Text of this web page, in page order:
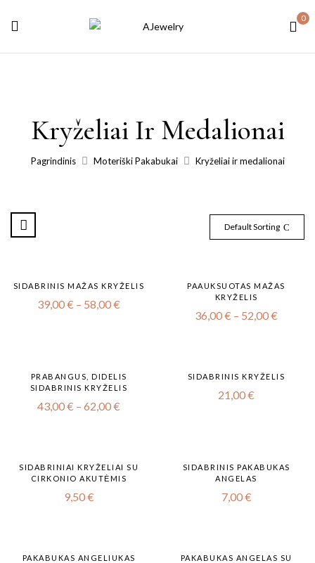
0
Kryželiai Ir Medalionai
Pagrindinis Moteriški Pakabukai Kryželiai ir medalionai
Default Sorting
SIDABRINIS MAŽAS KRYŽELIS
39,00€ – 58,00€
PAAUKSUOTAS MAŽAS
KRYŽELIS
36,00€ – 52,00€
PRABANGUS, DIDELIS
SIDABRINIS KRYŽELIS
43,00€ – 62,00€
SIDABRINIS KRYŽELIS
21,00€
SIDABRINIAI KRYŽELIAI SU
CIRKONIO AKUTĖMIS
9,50€
SIDABRINIS PAKABUKAS
ANGELAS
7,00€
PAKABUKAS ANGELIUKAS
PAKABUKAS ANGELAS SU